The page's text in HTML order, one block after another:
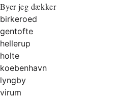
Byer jeg dækker
birkeroed
gentofte
hellerup
holte
koebenhavn
lyngby
virum